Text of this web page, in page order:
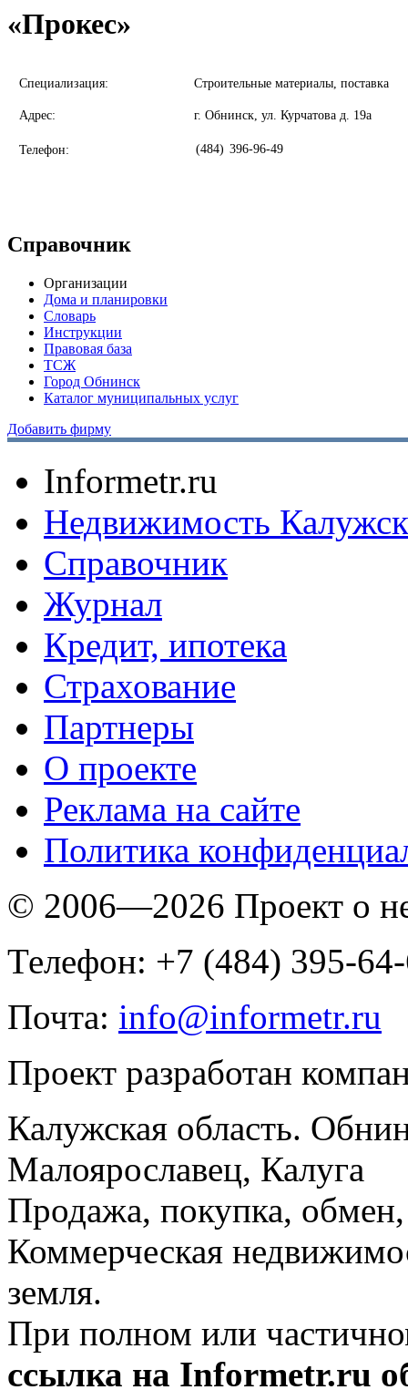
«Прокес»
Специализация: Строительные материалы, поставка
Адрес: г. Обнинск, ул. Курчатова д. 19а
Телефон: (484) 396-96-49
Справочник
Организации
Дома и планировки
Словарь
Инструкции
Правовая база
ТСЖ
Город Обнинск
Каталог муниципальных услуг
Добавить фирму
Informetr.ru
Недвижимость
Справочник
Журнал
Кредит, ипотека
Страхование
Партнеры
O проекте
Реклама на сайте
Политика
© 2006—2026 Проект о
Телефон: +7 (484) 395-
Почта: info@informetr.ru
Проект разработан
Калужская область.
Малоярославец, Калуга
Продажа, покупка, обмен,
Коммерческая
земля.
При полном или
ссылка на Informetr.ru